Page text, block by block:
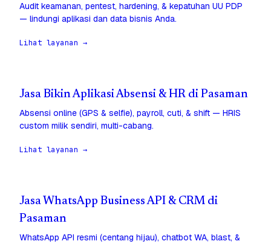
Audit keamanan, pentest, hardening, & kepatuhan UU PDP
— lindungi aplikasi dan data bisnis Anda.
Lihat layanan →
Jasa Bikin Aplikasi Absensi & HR di Pasaman
Absensi online (GPS & selfie), payroll, cuti, & shift — HRIS
custom milik sendiri, multi-cabang.
Lihat layanan →
Jasa WhatsApp Business API & CRM di
Pasaman
WhatsApp API resmi (centang hijau), chatbot WA, blast, &